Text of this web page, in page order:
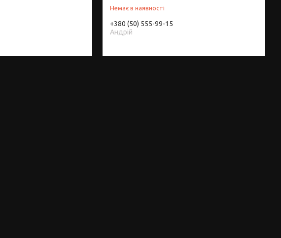
Немає в наявності
+380 (50) 555-99-15
Андрій